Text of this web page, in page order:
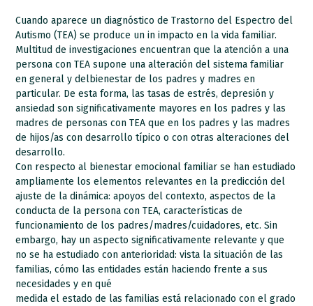
Cuando aparece un diagnóstico de Trastorno del Espectro del
Autismo (TEA) se produce un in impacto en la vida familiar.
Multitud de investigaciones encuentran que la atención a una
persona con TEA supone una alteración del sistema familiar
en general y delbienestar de los padres y madres en
particular. De esta forma, las tasas de estrés, depresión y
ansiedad son significativamente mayores en los padres y las
madres de personas con TEA que en los padres y las madres
de hijos/as con desarrollo típico o con otras alteraciones del
desarrollo.
Con respecto al bienestar emocional familiar se han estudiado
ampliamente los elementos relevantes en la predicción del
ajuste de la dinámica: apoyos del contexto, aspectos de la
conducta de la persona con TEA, características de
funcionamiento de los padres/madres/cuidadores, etc. Sin
embargo, hay un aspecto significativamente relevante y que
no se ha estudiado con anterioridad: vista la situación de las
familias, cómo las entidades están haciendo frente a sus
necesidades y en qué
medida el estado de las familias está relacionado con el grado